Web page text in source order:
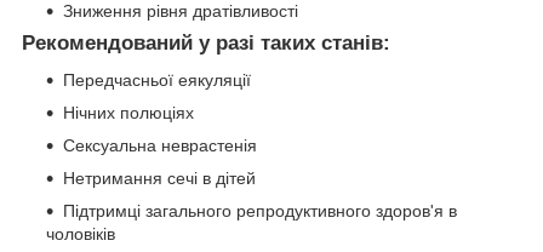
Зниження рівня дратівливості
Рекомендований у разі таких станів:
Передчасньої еякуляції
Нічних полюціях
Сексуальна неврастенія
Нетримання сечі в дітей
Підтримці загального репродуктивного здоров'я в
чоловіків